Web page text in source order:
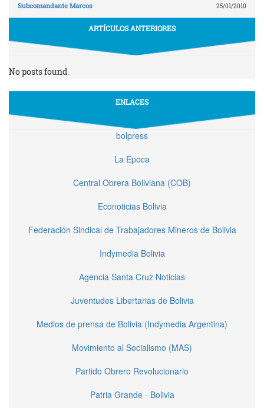
Subcomandante Marcos 25/01/2010
ARTÍCULOS ANTERIORES
No posts found.
ENLACES
bolpress
La Epoca
Central Obrera Boliviana (COB)
Econoticias Bolivia
Federación Sindical de Trabajadores Mineros de Bolivia
Indymedia Bolivia
Agencia Santa Cruz Noticias
Juventudes Libertarias de Bolivia
Medios de prensa de Bolivia (Indymedia Argentina)
Movimiento al Socialismo (MAS)
Partido Obrero Revolucionario
Patria Grande - Bolivia